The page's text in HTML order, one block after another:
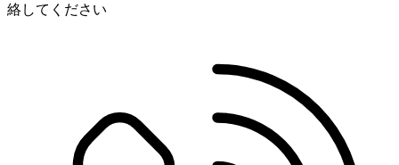
絡してください